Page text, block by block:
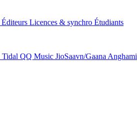
Éditeurs Licences & synchro Étudiants
Tidal QQ Music JioSaavn/Gaana Anghami